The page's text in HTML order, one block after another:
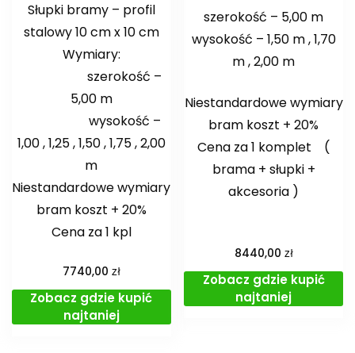
Słupki bramy – profil
stalowy 10 cm x 10 cm
Wymiary:
szerokość –
5,00 m
wysokość –
1,00 , 1,25 , 1,50 , 1,75 , 2,00
m
Niestandardowe wymiary
bram koszt + 20%
Cena za 1 kpl
7740,00 zł
Zobacz gdzie kupić
najtaniej
szerokość – 5,00 m
wysokość – 1,50 m , 1,70
m , 2,00 m
Niestandardowe wymiary
bram koszt + 20%
Cena za 1 komplet (
brama + słupki +
akcesoria )
8440,00 zł
Zobacz gdzie kupić
najtaniej